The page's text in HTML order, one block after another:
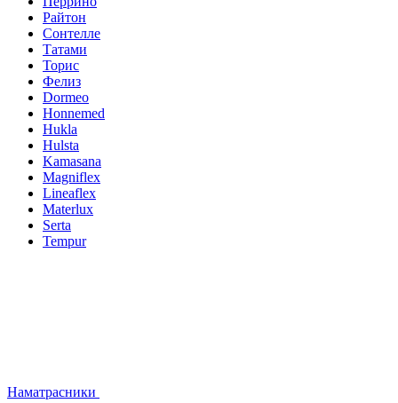
Райтон
Сонтелле
Татами
Торис
Фелиз
Dormeo
Honnemed
Hukla
Hulsta
Kamasana
Magniflex
Lineaflex
Materlux
Serta
Tempur
Наматрасники